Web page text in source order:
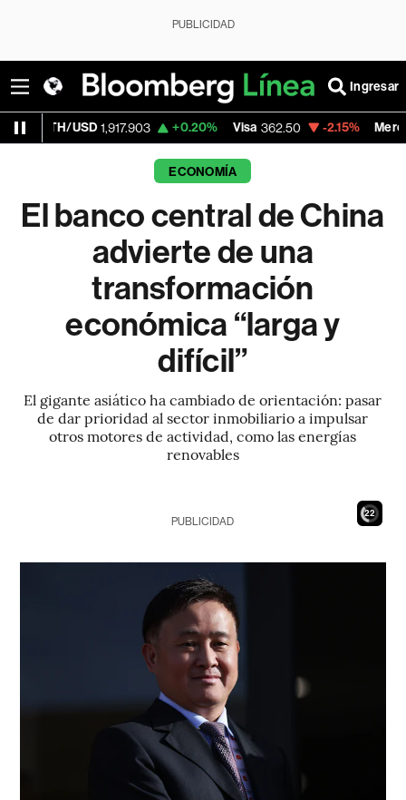
PUBLICIDAD
Ingresar
1,917.903 +0.20% Visa 362.50 -2.15% MercadoLibre
ECONOMÍA
El banco central de China
advierte de una
transformación
económica “larga y
difícil”
El gigante asiático ha cambiado de orientación: pasar
de dar prioridad al sector inmobiliario a impulsar
otros motores de actividad, como las energías
renovables
20
PUBLICIDAD